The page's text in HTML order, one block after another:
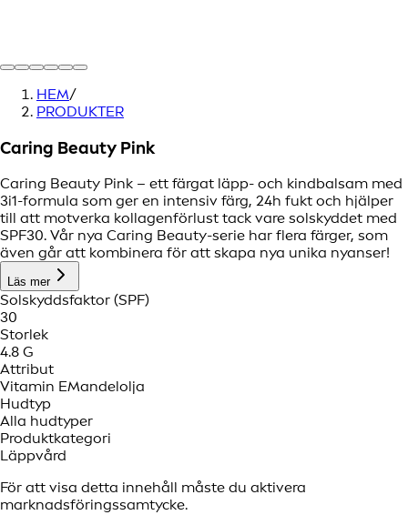
HEM/
PRODUKTER
Caring Beauty Pink
Caring Beauty Pink – ett färgat läpp- och kindbalsam med
3i1-formula som ger en intensiv färg, 24h fukt och hjälper
till att motverka kollagenförlust tack vare solskyddet med
SPF30. Vår nya Caring Beauty-serie har flera färger, som
även går att kombinera för att skapa nya unika nyanser!
Läs mer
Solskyddsfaktor (SPF)
30
Storlek
4.8 G
Attribut
Vitamin EMandelolja
Hudtyp
Alla hudtyper
Produktkategori
Läppvård
För att visa detta innehåll måste du aktivera
marknadsföringssamtycke.